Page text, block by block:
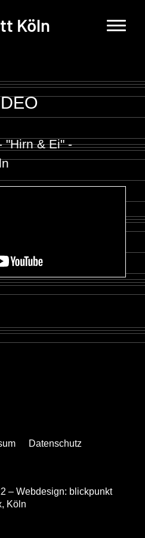
Köln
"Hirn & Ei" -
Datenschutz
– Webdesign: blickpunkt
Köln